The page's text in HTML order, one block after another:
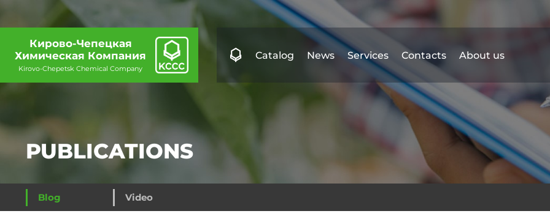
Кирово-Чепецкая
Химическая Компания
Kirovo-Chepetsk Chemical Company
Catalog News Services Contacts About us
PUBLICATIONS
Blog Video